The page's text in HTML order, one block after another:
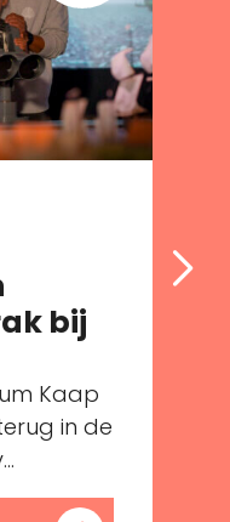
bij
Kaap
in de